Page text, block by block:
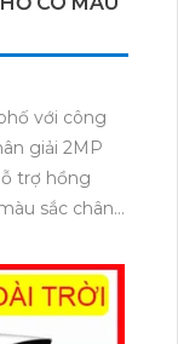
với công
giải 2MP
trợ hồng
sắc chân
mọi điều